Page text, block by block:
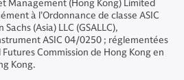
Management (Hong Kong) Limited
à l’Ordonnance de classe ASIC
(Asia) LLC (GSALLC),
ASIC 04/0250 ; réglementées
Commission de Hong Kong en
Kong.